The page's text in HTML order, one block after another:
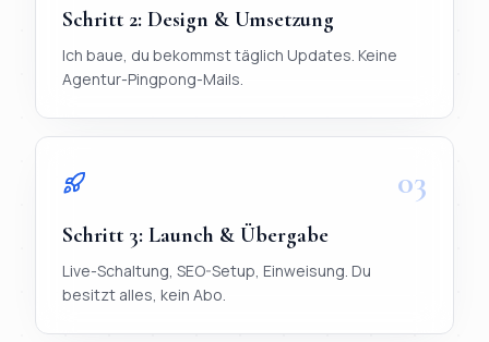
Schritt 2: Design & Umsetzung
Ich baue, du bekommst täglich Updates. Keine
Agentur-Pingpong-Mails.
03
Schritt 3: Launch & Übergabe
Live-Schaltung, SEO-Setup, Einweisung. Du
besitzt alles, kein Abo.